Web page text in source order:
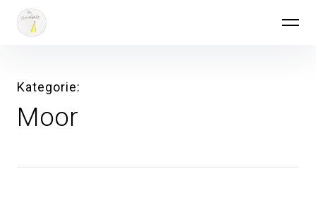
Inhalte
überspringen
Die Sternenzacke
Kategorie
Moor